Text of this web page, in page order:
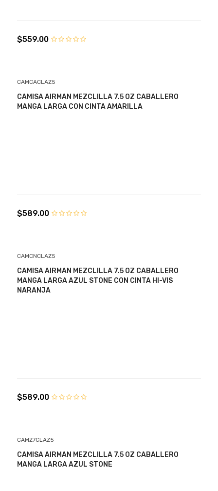
$559.00
CAMCACLAZ5
CAMISA AIRMAN MEZCLILLA 7.5 OZ CABALLERO
MANGA LARGA CON CINTA AMARILLA
$589.00
CAMCNCLAZ5
CAMISA AIRMAN MEZCLILLA 7.5 OZ CABALLERO
MANGA LARGA AZUL STONE CON CINTA HI-VIS
NARANJA
$589.00
CAMZ7CLAZ5
CAMISA AIRMAN MEZCLILLA 7.5 OZ CABALLERO
MANGA LARGA AZUL STONE